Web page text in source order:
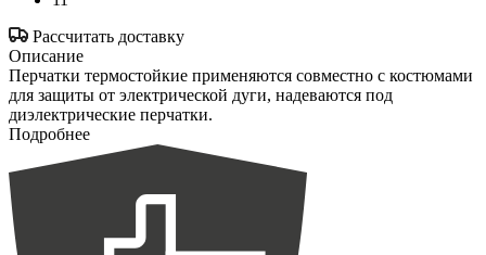
Рассчитать доставку
Описание
Перчатки термостойкие применяются совместно с костюмами
для защиты от электрической дуги, надеваются под
диэлектрические перчатки.
Подробнее